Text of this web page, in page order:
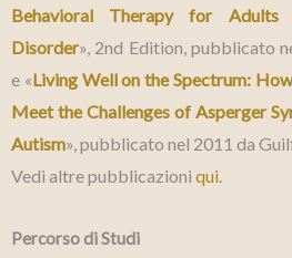
Behavioral Therapy for Adults
Disorder», 2nd Edition, pubblicato
e «Living Well on the Spectrum:
Meet the Challenges of Asperger
Autism», pubblicato nel 2011 da
Vedi altre pubblicazioni qui.
Percorso di Studi